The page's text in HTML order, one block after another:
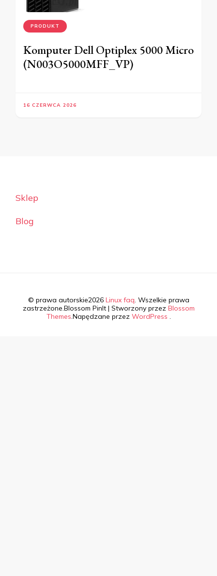
PRODUKT
Komputer Dell Optiplex 5000 Micro
(N003O5000MFF_VP)
16 CZERWCA 2026
Sklep
Blog
© prawa autorskie2026 Linux faq. Wszelkie prawa
zastrzeżone.Blossom PinIt | Stworzony przez Blossom
Themes.Napędzane przez WordPress .